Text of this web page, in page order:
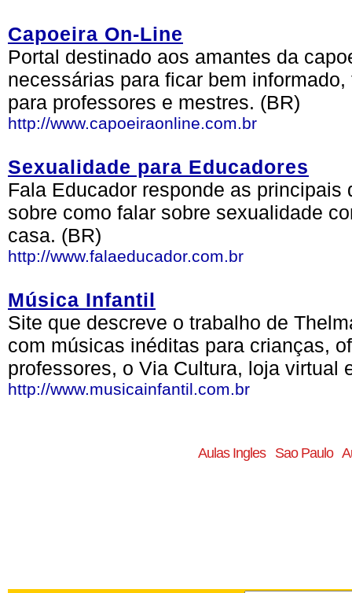
Capoeira On-Line
Portal destinado aos amantes da
necessárias para ficar bem
para professores e mestres. (BR)
http://www.capoeiraonline.com.br
Sexualidade para Educadores
Fala Educador responde as
sobre como falar sobre sexualidade
casa. (BR)
http://www.falaeducador.com.br
Música Infantil
Site que descreve o trabalho de
com músicas inéditas para crianças,
professores, o Via Cultura, loja virtual
http://www.musicainfantil.com.br
Aulas Ingles Sao Paulo